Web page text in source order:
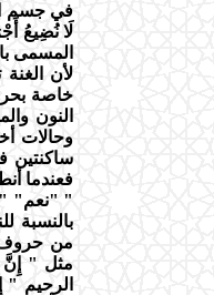
في جسم
لَا نُضِيعُ
المسمى
لأن
خاصة
النون
وحالات
ساكنتين
فعندما
" "نعم"
بالنسبة
من حروف
مثل " إِنَّ
الرحيم "